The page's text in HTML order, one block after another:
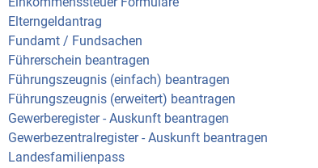
Elterngeldantrag
Fundamt / Fundsachen
Führerschein beantragen
Führungszeugnis (einfach) beantragen
Führungszeugnis (erweitert) beantragen
Gewerberegister - Auskunft beantragen
Gewerbezentralregister - Auskunft beantragen
Landesfamilienpass